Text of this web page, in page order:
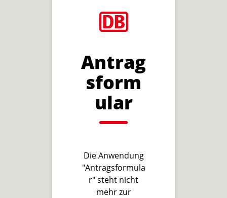
Antrag
sform
ular
Die Anwendung
"Antragsformula
r" steht nicht
mehr zur